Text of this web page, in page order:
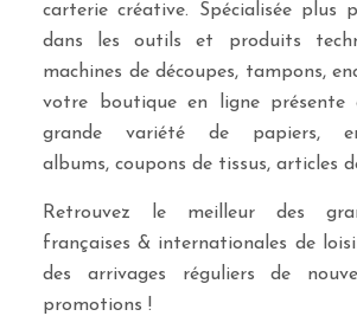
carterie créative. Spécialisée plus
dans les outils et produits
machines de découpes, tampons,
votre boutique en ligne présente
grande variété de papiers,
albums, coupons de tissus, articles
Retrouvez le meilleur des
françaises & internationales de
des arrivages réguliers de
promotions !